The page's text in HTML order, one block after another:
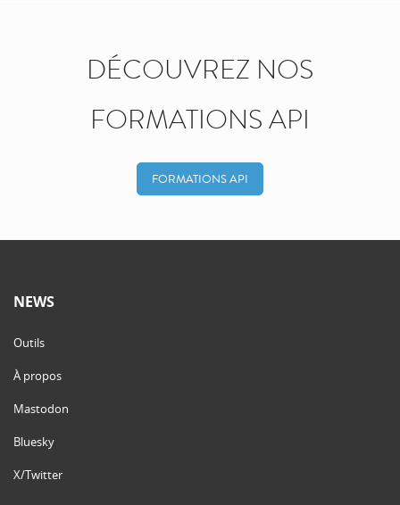
DÉCOUVREZ NOS
FORMATIONS API
FORMATIONS API
NEWS
Outils
À propos
Mastodon
Bluesky
X/Twitter